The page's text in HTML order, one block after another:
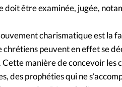
doit être examinée, jugée,
charismatique est la
chrétiens peuvent en effet se
manière de concevoir les
prophéties qui ne